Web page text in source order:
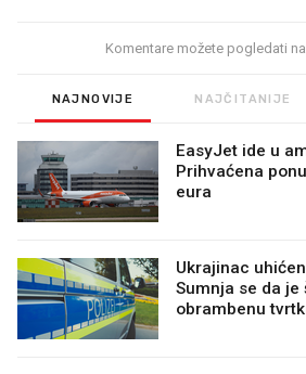
Komentare možete pogledati na
NAJNOVIJE NAJČITANIJE
EasyJet ide u
Prihvaćena
eura
Ukrajinac
Sumnja se da je
obrambenu